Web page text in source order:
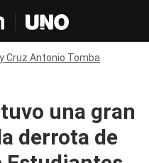
Cruz Antonio Tomba
una gran
derrota de